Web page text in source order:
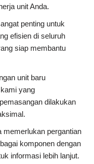
unit Anda.
penting untuk
efisien di seluruh
siap membantu
unit baru
yang
dilakukan
memerlukan pergantian
komponen dengan
informasi lebih lanjut.